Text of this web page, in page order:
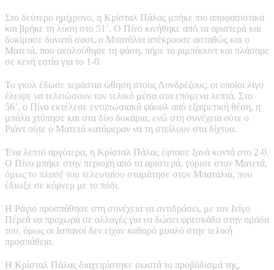
Στο δεύτερο ημίχρονο, η Κρίσταλ Πάλας μπήκε πιο αποφασιστικά
και βρήκε τη λύση στο 51’. Ο Πίνο κινήθηκε από τα αριστερά και
δοκίμασε δυνατό σουτ, ο Μπατάλια απέκρουσε ασταθώς και ο
Ματετά, που ακολούθησε τη φάση, πήρε το ριμπάουντ και πλάσαρε
σε κενή εστία για το 1-0.
Το γκολ έδωσε τεράστια ώθηση στους Λονδρέζους, οι οποίοι λίγο
έλειψε να τελειώσουν τον τελικό μέσα στα επόμενα λεπτά. Στο
56’, ο Πίνο εκτέλεσε εντυπωσιακά φάουλ από εξαιρετική θέση, η
μπάλα χτύπησε και στα δύο δοκάρια, ενώ στη συνέχεια ούτε ο
Ριάντ ούτε ο Ματετά κατάφεραν να τη στείλουν στα δίχτυα.
Ένα λεπτό αργότερα, η Κρίσταλ Πάλας έφτασε ξανά κοντά στο 2-0.
Ο Πίνο μπήκε στην περιοχή από τα αριστερά, γύρισε στον Ματετά,
όμως το πλασέ του τελευταίου σταμάτησε στον Μπατάλια, που
έδιωξε σε κόρνερ με το πόδι.
Η Ράγιο προσπάθησε στη συνέχεια να αντιδράσει, με τον Ινίγο
Πέρεθ να προχωρά σε αλλαγές για να δώσει φρεσκάδα στην ομάδα
του, όμως οι Ισπανοί δεν είχαν καθαρό μυαλό στην τελική
προσπάθεια.
Η Κρίσταλ Πάλας διαχειρίστηκε σωστά το προβάδισμά της,